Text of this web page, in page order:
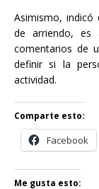
Asimismo, indicó
de arriendo, es
comentarios de
definir si la
actividad.
Comparte esto:
Facebook
Me gusta esto: